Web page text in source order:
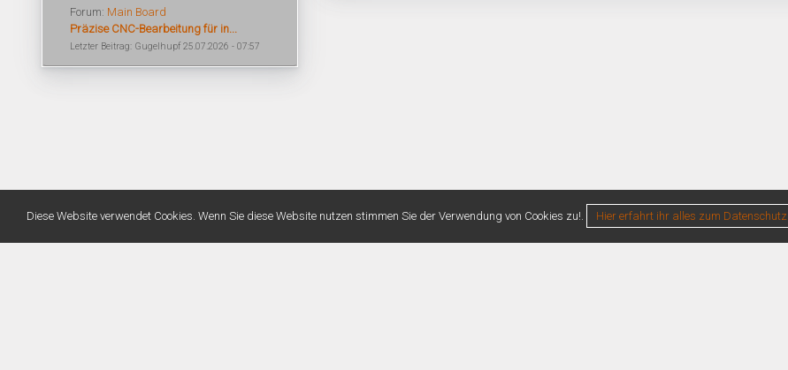
Forum: Main Board
Präzise CNC-Bearbeitung für in...
Letzter Beitrag: Gugelhupf 25.07.2026 - 07:57
Diese Website verwendet Cookies. Wenn Sie diese Website nutzen stimmen Sie der Verwendung von Cookies zu!. Hier erfahrt ihr alles zum Datenschutz